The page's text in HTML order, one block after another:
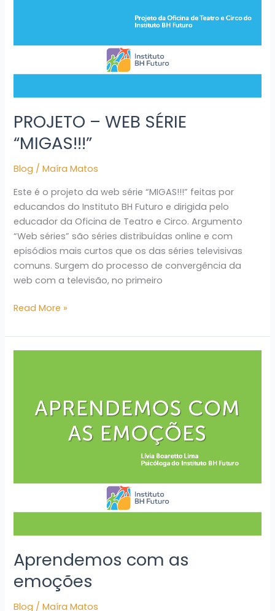
PROJETO – WEB SÉRIE
“MIGAS!!!”
Blog /Maíra Matos
Este é o projeto da web série “MIGAS!!!” feitas por
educandos do Instituto BH Futuro e dirigida pelo
educador da Oficina de Teatro e Circo. Argumento
“Web séries” são séries distribuídas online e com
episódios mais curtos que os das séries televisivas
comuns. Surgem do processo de convergência da
web com a televisão, no primeiro
Read More »
Aprendemos com as
emoções
Blog /Maíra Matos
emoções